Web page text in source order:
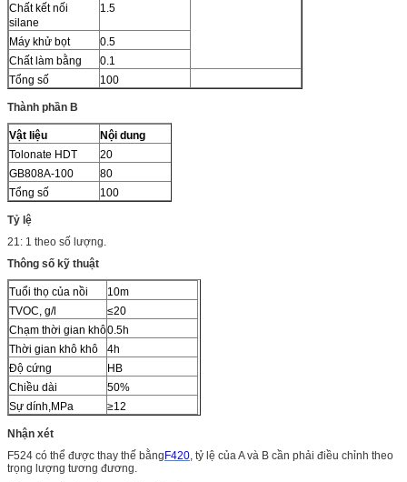
Chất kết nối
silane
1.5
Máy khử bọt
0.5
Chất làm bằng
0.1
Tổng số
100
Thành phần B
Vật liệu
Nội dung
Tolonate HDT
20
GB808A-100
80
Tổng số
100
Tỷ lệ
21: 1 theo số lượng.
Thông số kỹ thuật
Tuổi thọ của nồi
10m
TVOC, g/l
≤20
Chạm thời gian khô0.5h
Thời gian khô khô
4h
Độ cứng
HB
Chiều dài
50%
Sự dính,MPa
≥12
Nhận xét
F524 có thể được thay thế bằngF420, tỷ lệ của A và B cần phải điều chỉnh theo
trọng lượng tương đương.